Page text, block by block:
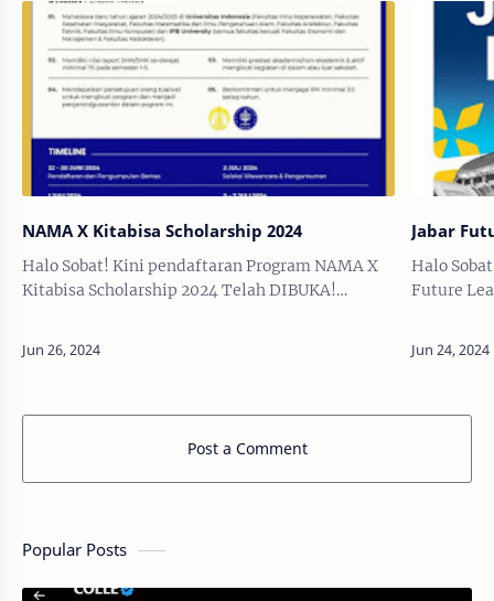
NAMA X Kitabisa Scholarship 2024
Halo Sobat! Kini pendaftaran Program NAMA X
Kitabisa Scholarship 2024 Telah DIBUKA!
untuk jenjang S1 ko…
Jabar
Halo
Future
Post a Comment
Popular Posts